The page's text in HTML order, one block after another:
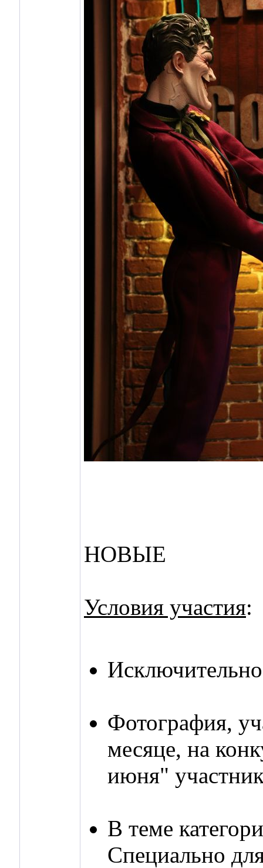
НОВЫЕ
Условия участия:
Фотография,
месяце, на
июня"
В теме
Специально